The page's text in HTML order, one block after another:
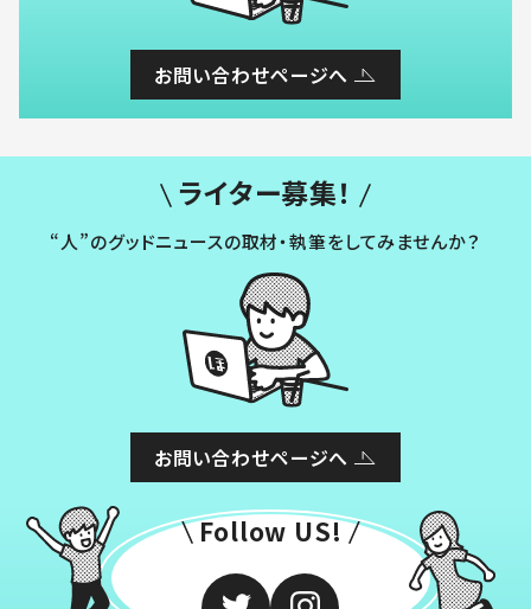
お問い合わせページへ
ライター募集！
“人”のグッドニュースの取材・執筆をしてみませんか？
お問い合わせページへ
Follow US!